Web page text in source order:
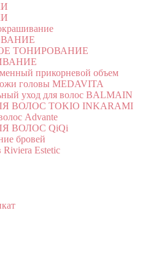
ТОНИРОВАНИЕ
прикорневой объем
головы MEDAVITA
уход для волос BALMAIN
ВОЛОС TOKIO INKARAMI
Advante
ВОЛОС QiQi
бровей
Estetic